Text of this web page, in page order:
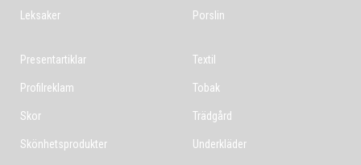
Leksaker Porslin
Presentartiklar
Profilreklam
Skor
Skönhetsprodukter
Textil
Tobak
Trädgård
Underkläder